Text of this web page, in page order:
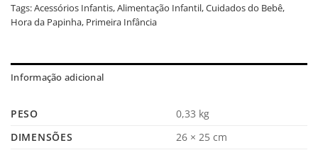
Tags:Acessórios Infantis,Alimentação Infantil,Cuidados do Bebê,
Hora da Papinha, Primeira Infância
Informação adicional
PESO
0,33 kg
DIMENSÕES
26 × 25 cm